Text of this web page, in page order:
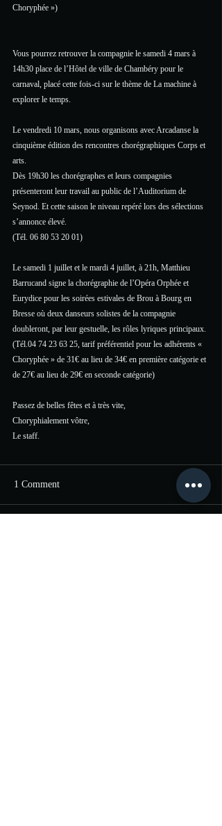
Choryphée »)
Vous pourrez retrouver la compagnie le samedi 4 mars à
14h30 place de l’Hôtel de ville de Chambéry pour le
carnaval, placé cette fois-ci sur le thème de La machine à
explorer le temps.
Le vendredi 10 mars, nous organisons avec Arcadanse la
cinquième édition des rencontres chorégraphiques Corps et
arts.
Dès 19h30 les chorégraphes et leurs compagnies
présenteront leur travail au public de l’Auditorium de
Seynod. Et cette saison le niveau repéré lors des sélections
s’annonce élevé.
(Tél. 06 80 53 20 01)
Le samedi 1 juillet et le mardi 4 juillet, à 21h, Matthieu
Barrucand signe la chorégraphie de l’Opéra Orphée et
Eurydice pour les soirées estivales de Brou à Bourg en
Bresse où deux danseurs solistes de la compagnie
doubleront, par leur gestuelle, les rôles lyriques principaux.
(Tél.04 74 23 63 25, tarif préférentiel pour les adhérents «
Choryphée » de 31€ au lieu de 34€ en première catégorie et
de 27€ au lieu de 29€ en seconde catégorie)
Passez de belles fêtes et à très vite,
Choryphialement vôtre,
Le staff.
1 Comment